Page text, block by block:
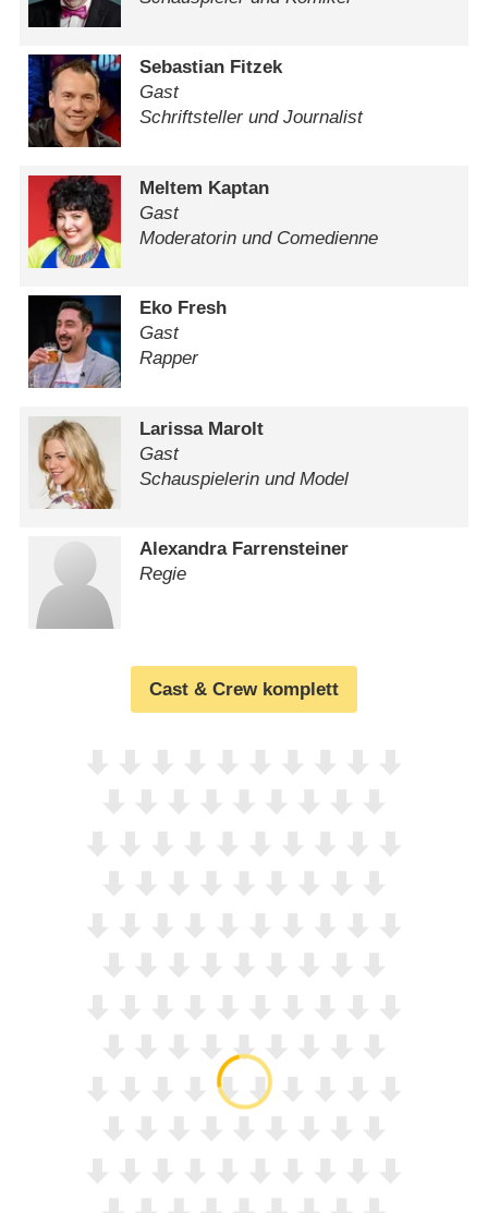
Sebastian Fitzek
Gast
Schriftsteller und Journalist
Meltem Kaptan
Gast
Moderatorin und Comedienne
Eko Fresh
Gast
Rapper
Larissa Marolt
Gast
Schauspielerin und Model
Alexandra Farrensteiner
Regie
Cast & Crew komplett